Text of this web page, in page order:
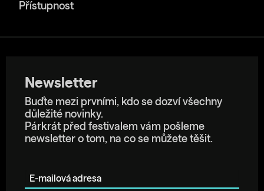
Přístupnost
Newsletter
Buďte mezi prvními, kdo se dozví všechny
důležité novinky.
Párkrát před festivalem vám pošleme
newsletter o tom, na co se můžete těšit.